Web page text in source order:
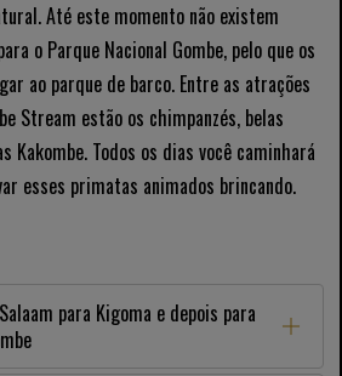
Até este momento não existem
o Parque Nacional Gombe, pelo que os
ao parque de barco. Entre as atrações
Stream estão os chimpanzés, belas
Kakombe. Todos os dias você caminhará
esses primatas animados brincando.
para Kigoma e depois para